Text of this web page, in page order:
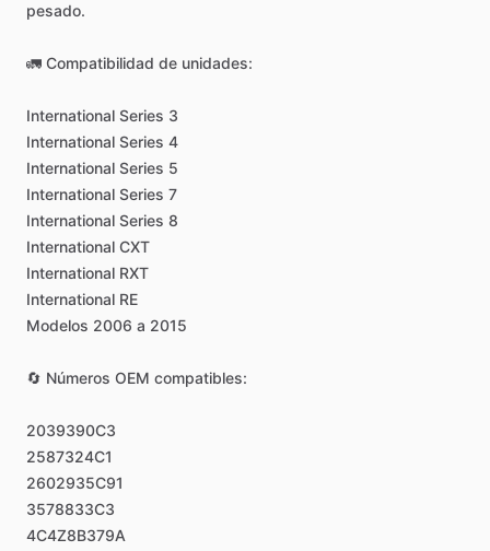
pesado.
🚛 Compatibilidad de unidades:
International Series 3
International Series 4
International Series 5
International Series 7
International Series 8
International CXT
International RXT
International RE
Modelos 2006 a 2015
🔄 Números OEM compatibles:
2039390C3
2587324C1
2602935C91
3578833C3
4C4Z8B379A